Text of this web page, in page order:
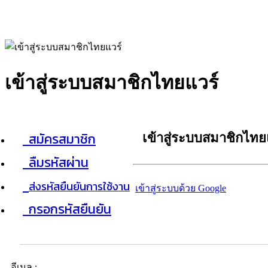
เข้าสู่ระบบสมาชิกไทยแวร์
สมัครสมาชิก
ลืมรหัสผ่าน
ส่งรหัสยืนยันการใช้งาน
กรอกรหัสยืนยัน
เข้าสู่ระบบสมาชิกไท
เข้าสู่ระบบด้วย Google